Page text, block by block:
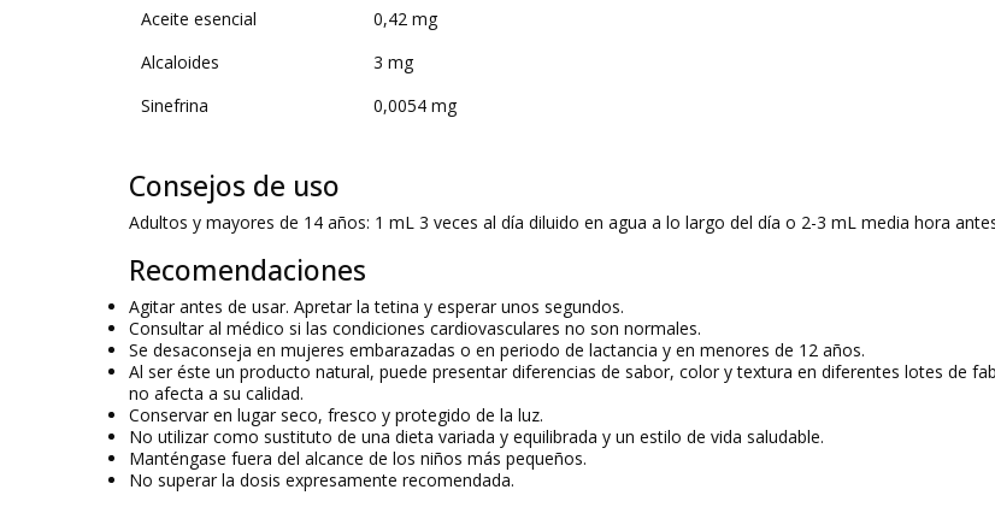
Aceite esencial
0,42 mg
Alcaloides
3 mg
Sinefrina
0,0054 mg
Consejos de uso
Adultos y mayores de 14 años: 1 mL 3 veces al día diluido en agua a lo largo del día o 2-3 mL media hora
Recomendaciones
Agitar antes de usar. Apretar la tetina y esperar unos segundos.
Consultar al médico si las condiciones cardiovasculares no son normales.
Se desaconseja en mujeres embarazadas o en periodo de lactancia y en menores de 12 años.
Al ser éste un producto natural, puede presentar diferencias de sabor, color y textura en diferentes lotes de
no afecta a su calidad.
Conservar en lugar seco, fresco y protegido de la luz.
No utilizar como sustituto de una dieta variada y equilibrada y un estilo de vida saludable.
Manténgase fuera del alcance de los niños más pequeños.
No superar la dosis expresamente recomendada.